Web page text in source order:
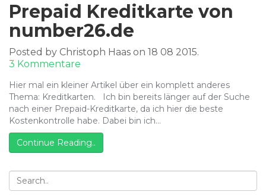
Prepaid Kreditkarte von
number26.de
Posted by Christoph Haas on 18 08 2015.
3 Kommentare
Kreditkarte
von
number26.de
Hier mal ein kleiner Artikel über ein komplett anderes
Thema: Kreditkarten. Ich bin bereits länger auf der Suche
nach einer Prepaid-Kreditkarte, da ich hier die beste
Kostenkontrolle habe. Dabei bin ich…
Continue Reading..